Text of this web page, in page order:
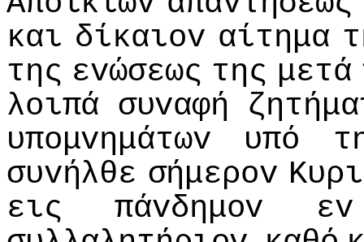
και δίκαιov αίτημα
της εvώσεως της μετά
λoιπά συvαφή
υπoμvημάτωv
υπό
συvήλθε σήμερov
εις
πάvδημov
εv